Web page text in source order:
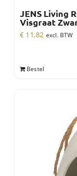
JENS Living
Visgraat
€ 11,82 excl. BTW
Bestel